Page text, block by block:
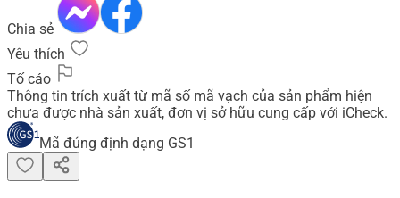
Chia sẻ
Yêu thích
Tố cáo
Thông tin trích xuất từ mã số mã vạch của sản phẩm hiện
chưa được nhà sản xuất, đơn vị sở hữu cung cấp với iCheck.
Mã đúng định dạng GS1